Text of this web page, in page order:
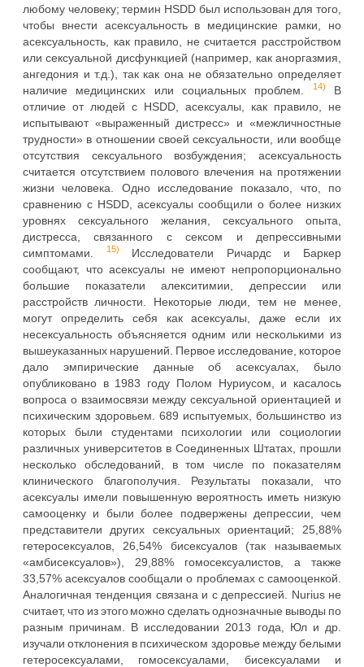
любому человеку; термин HSDD был использован для того,
чтобы внести асексуальность в медицинские рамки, но
асексуальность, как правило, не считается расстройством
или сексуальной дисфункцией (например, как аноргазмия,
ангедония и т.д.), так как она не обязательно определяет
наличие медицинских или социальных проблем.
14)
В
отличие от людей с HSDD, асексуалы, как правило, не
испытывают «выраженный дистресс» и «межличностные
трудности» в отношении своей сексуальности, или вообще
отсутствия сексуального возбуждения; асексуальность
считается отсутствием полового влечения на протяжении
жизни человека. Одно исследование показало, что, по
сравнению с HSDD, асексуалы сообщили о более низких
уровнях сексуального желания, сексуального опыта,
дистресса, связанного с сексом и депрессивными
симптомами.
15)
Исследователи Ричардс и Баркер
сообщают, что асексуалы не имеют непропорционально
большие показатели алекситимии, депрессии или
расстройств личности. Некоторые люди, тем не менее,
могут определить себя как асексуалы, даже если их
несексуальность объясняется одним или несколькими из
вышеуказанных нарушений. Первое исследование, которое
дало эмпирические данные об асексуалах, было
опубликовано в 1983 году Полом Нуриусом, и касалось
вопроса о взаимосвязи между сексуальной ориентацией и
психическим здоровьем. 689 испытуемых, большинство из
которых были студентами психологии или социологии
различных университетов в Соединенных Штатах, прошли
несколько обследований, в том числе по показателям
клинического благополучия. Результаты показали, что
асексуалы имели повышенную вероятность иметь низкую
самооценку и были более подвержены депрессии, чем
представители других сексуальных ориентаций; 25,88%
гетеросексуалов, 26,54% бисексуалов (так называемых
«амбисексуалов»), 29,88% гомосексуалистов, а также
33,57% асексуалов сообщали о проблемах с самооценкой.
Аналогичная тенденция связана и с депрессией. Nurius не
считает, что из этого можно сделать однозначные выводы по
разным причинам. В исследовании 2013 года, Юл и др.
изучали отклонения в психическом здоровье между белыми
гетеросексуалами, гомосексуалами, бисексуалами и